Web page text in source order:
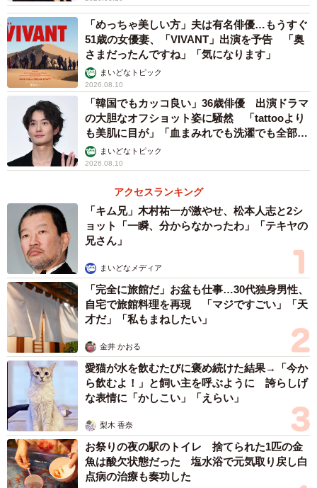
「めっちゃ美しい方」夫は有名俳優…もうすぐ
51歳の女優妻、「VIVANT」出演を予告 「奥
さまだったんですね」「気になります」
まいどなトピック
2026.08.10
「韓国でもカッコ良い」36歳俳優 出演ドラマ
の大胆なオフショット姿に騒然 「tattooより
も美肌に目が」「血まみれでも洗濯でも全部か
っこいい」
まいどなトピック
2026.08.10
アクセスランキング
「キム兄」木村祐一が激やせ、松本人志と2シ
ョット「一瞬、分からなかったわ」「テキヤの
兄さん」
まいどなメディア
「完全に旅館だ」お盆も仕事…30代独身男性、
自宅で旅館料理を再現 「マジですごい」「天
才だ」「私もまねしたい」
金井 かおる
愛猫が水を飲むたびに褒め続けた結果→「今か
ら飲むよ！」と飼い主を呼ぶように 誇らしげ
な表情に「かしこい」「えらい」
梨木 香奈
お祭りの夜の駅のトイレ 捨てられた1匹の金
魚は酸欠状態だった 塩水浴で元気取り戻し白
点病の治療も奏功した